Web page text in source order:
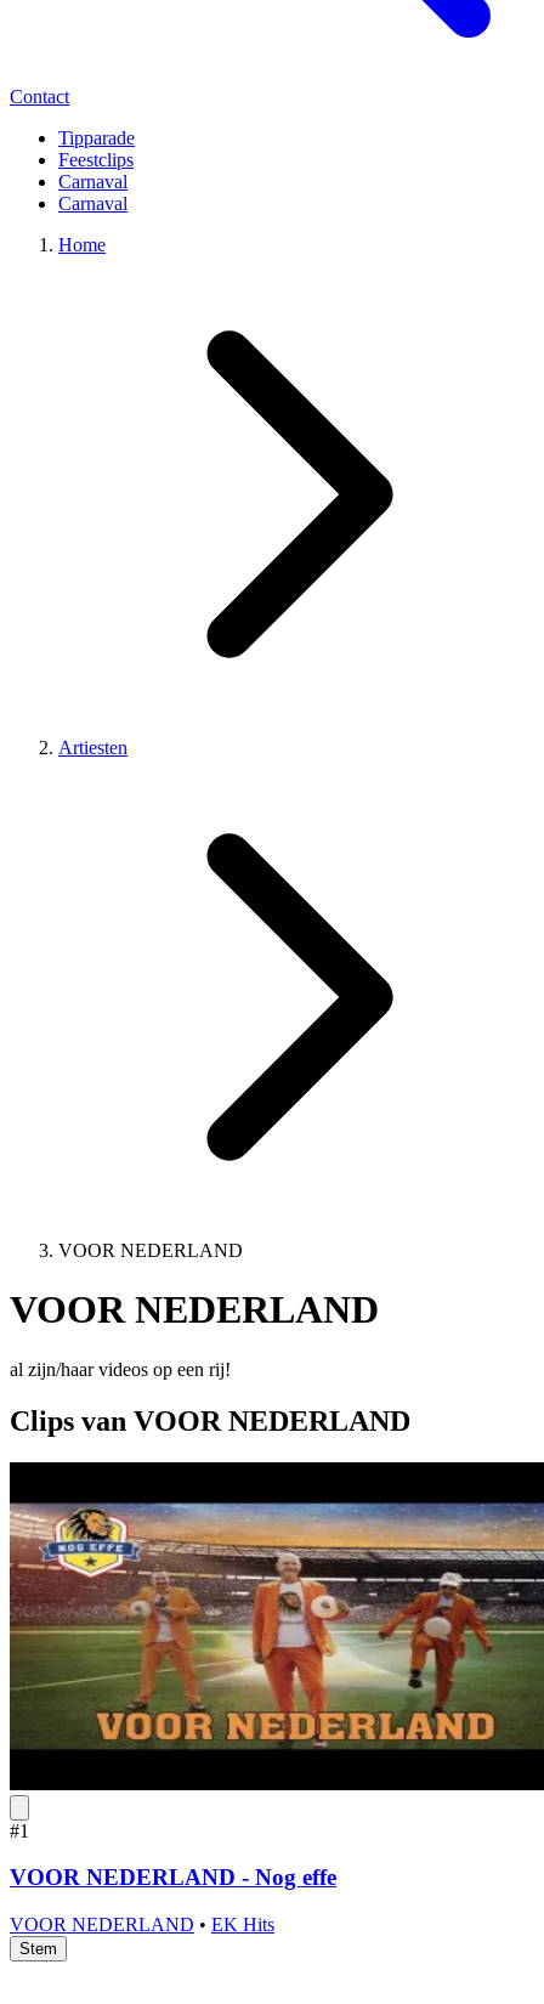
Contact
Tipparade
Feestclips
Carnaval
Carnaval
Home
Artiesten
VOOR NEDERLAND
VOOR NEDERLAND
al zijn/haar videos op een rij!
Clips van VOOR NEDERLAND
#1
VOOR NEDERLAND - Nog effe
VOOR NEDERLAND • EK Hits
Stem